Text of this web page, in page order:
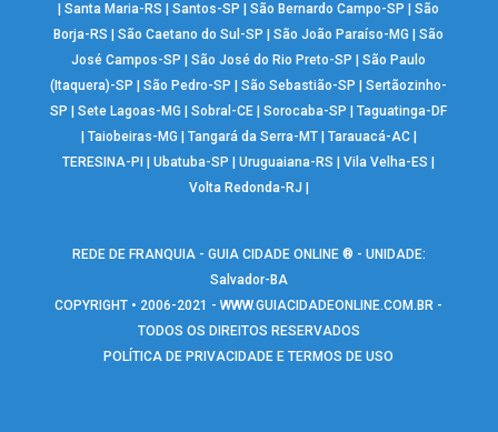
|Santa Maria-RS |Santos-SP |São Bernardo Campo-SP |São
Borja-RS
|São Caetano do Sul-SP |São João Paraíso-MG |São
José Campos-SP
|São José do Rio Preto-SP |São Paulo
(Itaquera)-SP
|São Pedro-SP |São Sebastião-SP |Sertãozinho-
SP
|Sete Lagoas-MG |Sobral-CE |Sorocaba-SP |Taguatinga-DF
Taiobeiras-MG Tangará da Serra-MT| Tarauacá-AC|
TERESINA-PI
|Ubatuba-SP |Uruguaiana-RS |Vila Velha-ES
Volta Redonda-RJ
REDE DE FRANQUIA - GUIA CIDADE ONLINE ® - UNIDADE:
Salvador-BA
COPYRIGHT • 2006-2021 -WWW.GUIACIDADEONLINE.COM.BR -
TODOS OS DIREITOS RESERVADOS
POLÍTICA DE PRIVACIDADE E TERMOS DE USO